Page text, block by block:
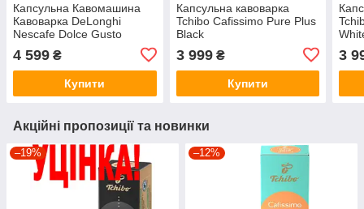
Капсульна Кавомашина
Кавоварка DeLonghi
Nescafe Dolce Gusto
Piccolo XS White — Grey
(колір білий — сірий).
4 599 ₴
Купити
Капсульна кавоварка
Tchibo Cafissimo Pure Plus
Black
3 999₴
Купити
3
Акційні пропозиції та новинки
–19% –12%